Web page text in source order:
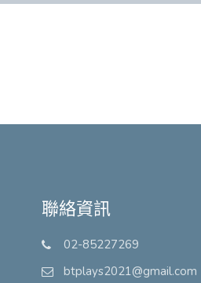
聯絡資訊
02-85227269
btplays2021@gmail.com